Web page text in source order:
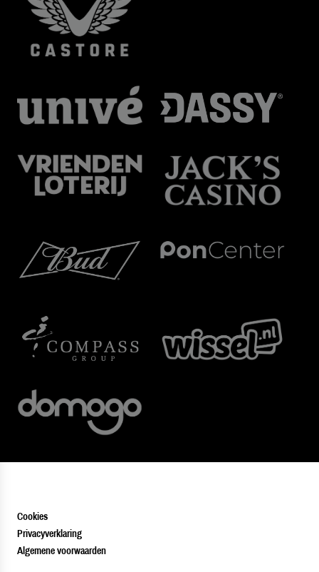
Cookies
Privacyverklaring
Algemene voorwaarden